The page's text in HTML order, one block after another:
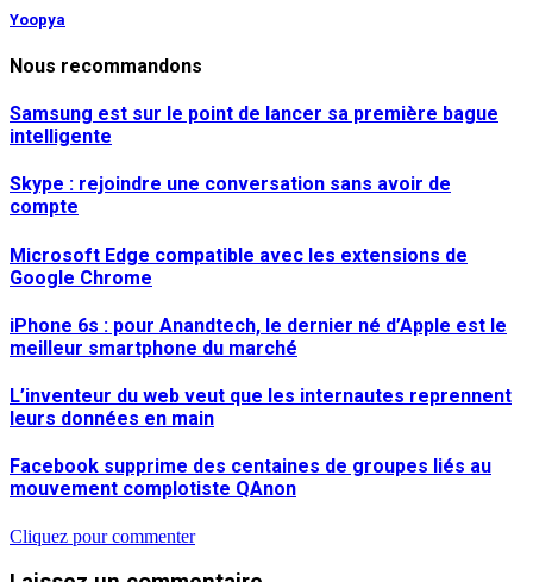
Yoopya
Nous recommandons
Samsung est sur le point de lancer sa première bague
intelligente
Skype : rejoindre une conversation sans avoir de
compte
Microsoft Edge compatible avec les extensions de
Google Chrome
iPhone 6s : pour Anandtech, le dernier né d’Apple est le
meilleur smartphone du marché
L’inventeur du web veut que les internautes reprennent
leurs données en main
Facebook supprime des centaines de groupes liés au
mouvement complotiste QAnon
Cliquez pour commenter